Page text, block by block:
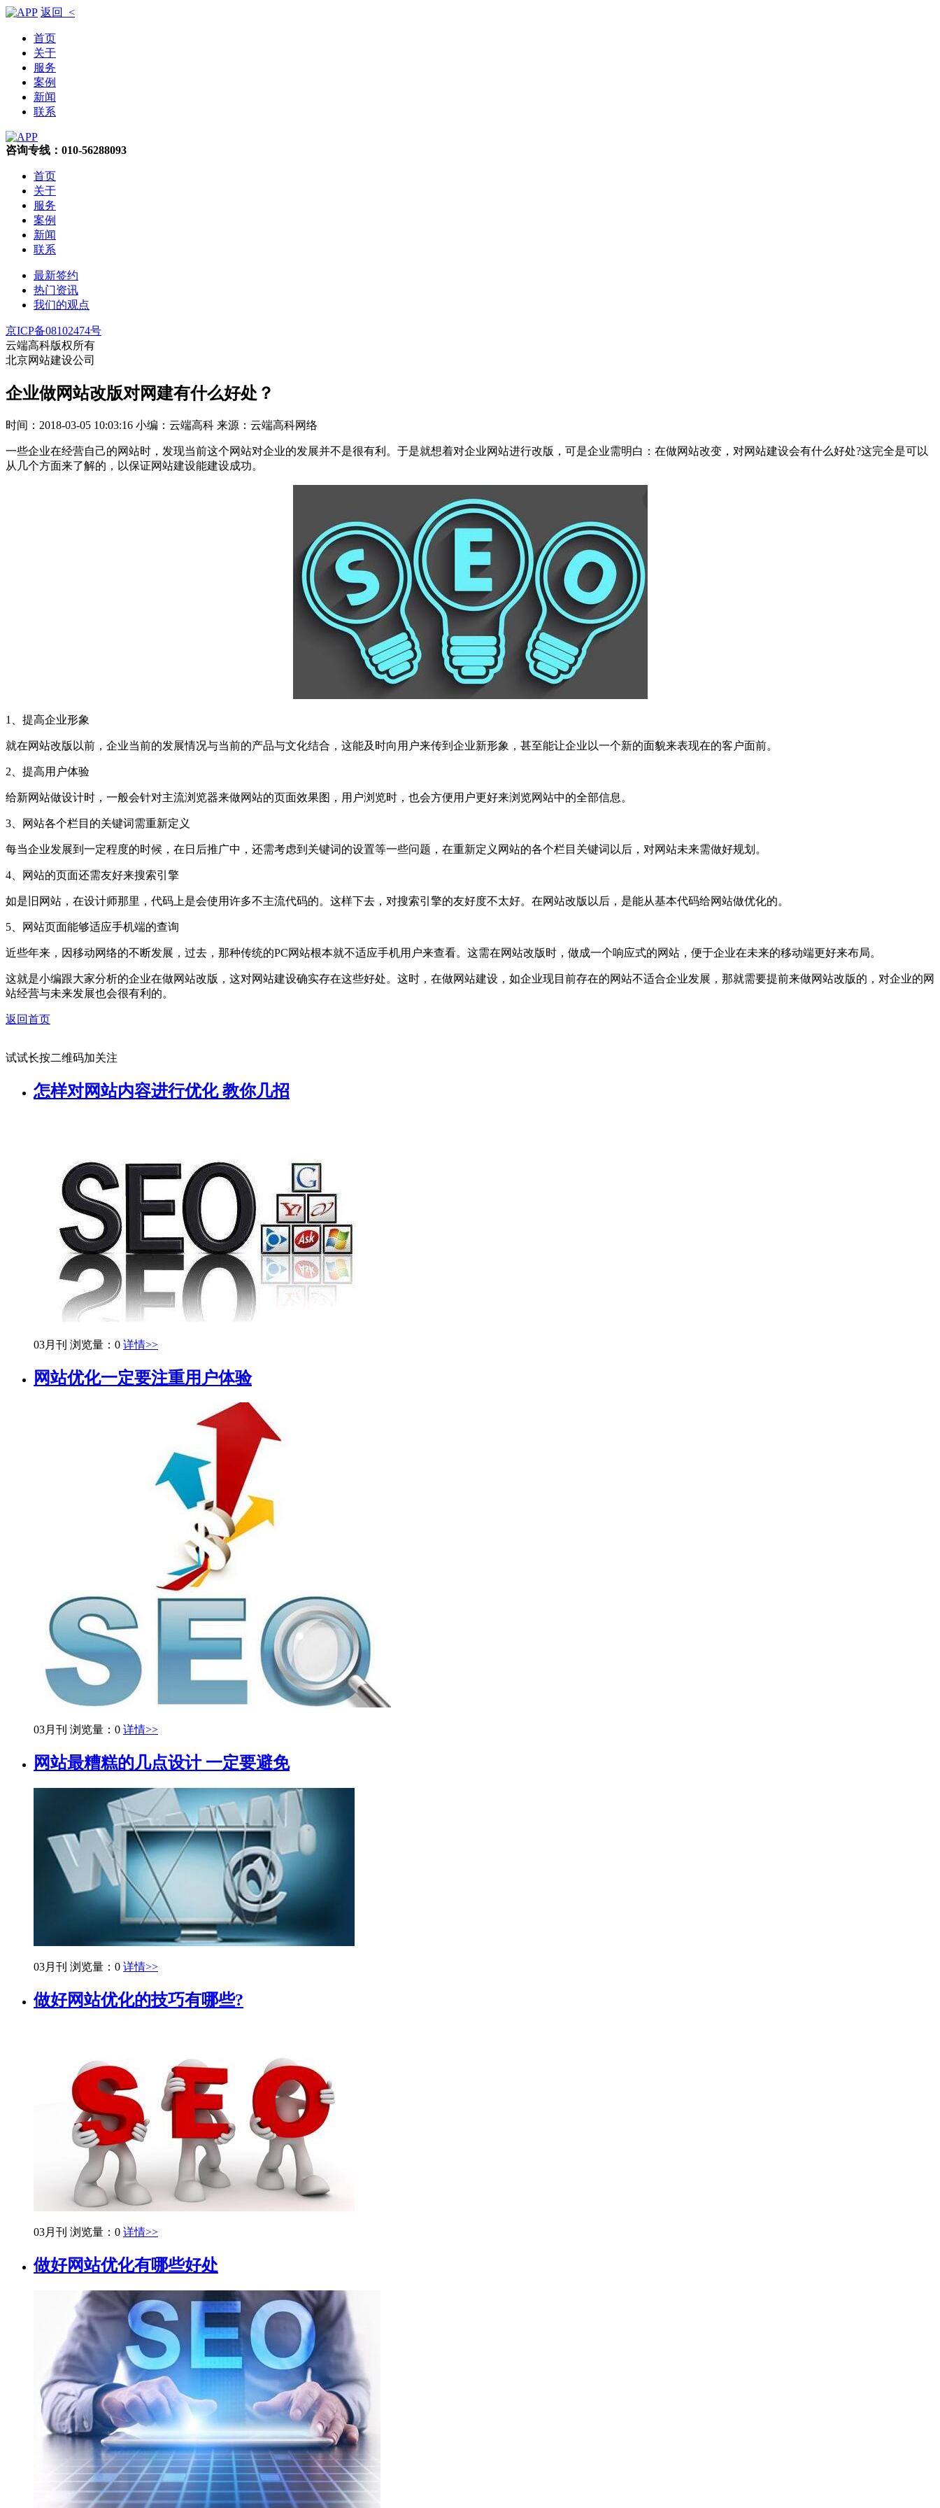
返回 <
首页
关于
服务
案例
新闻
联系
咨询专线：010-56288093
首页
关于
服务
案例
新闻
联系
最新签约
热门资讯
我们的观点
京ICP备08102474号
云端高科版权所有
北京网站建设公司
企业做网站改版对网建有什么好处？
时间：2018-03-05 10:03:16 小编：云端高科 来源：云端高科网络
一些企业在经营自己的网站时，发现当前这个网站对企业的发展并不是很有利。于是就想着对企业网站进行改版，可是企业需明白：在做网站改变，对网站建设会有什么好处?这完全是可以
从几个方面来了解的，以保证网站建设能建设成功。
1、提高企业形象
就在网站改版以前，企业当前的发展情况与当前的产品与文化结合，这能及时向用户来传到企业新形象，甚至能让企业以一个新的面貌来表现在的客户面前。
2、提高用户体验
给新网站做设计时，一般会针对主流浏览器来做网站的页面效果图，用户浏览时，也会方便用户更好来浏览网站中的全部信息。
3、网站各个栏目的关键词需重新定义
每当企业发展到一定程度的时候，在日后推广中，还需考虑到关键词的设置等一些问题，在重新定义网站的各个栏目关键词以后，对网站未来需做好规划。
4、网站的页面还需友好来搜索引擎
如是旧网站，在设计师那里，代码上是会使用许多不主流代码的。这样下去，对搜索引擎的友好度不太好。在网站改版以后，是能从基本代码给网站做优化的。
5、网站页面能够适应手机端的查询
近些年来，因移动网络的不断发展，过去，那种传统的PC网站根本就不适应手机用户来查看。这需在网站改版时，做成一个响应式的网站，便于企业在未来的移动端更好来布局。
这就是小编跟大家分析的企业在做网站改版，这对网站建设确实存在这些好处。这时，在做网站建设，如企业现目前存在的网站不适合企业发展，那就需要提前来做网站改版的，对企业的网
站经营与未来发展也会很有利的。
返回首页
试试长按二维码加关注
怎样对网站内容进行优化 教你几招
03月刊 浏览量：0 详情>>
网站优化一定要注重用户体验
03月刊 浏览量：0 详情>>
网站最糟糕的几点设计 一定要避免
03月刊 浏览量：0 详情>>
做好网站优化的技巧有哪些?
03月刊 浏览量：0 详情>>
做好网站优化有哪些好处